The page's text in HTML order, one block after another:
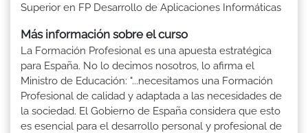
Superior en FP Desarrollo de Aplicaciones Informáticas
Más información sobre el curso
La Formación Profesional es una apuesta estratégica
para España. No lo decimos nosotros, lo afirma el
Ministro de Educación: "...necesitamos una Formación
Profesional de calidad y adaptada a las necesidades de
la sociedad. El Gobierno de España considera que esto
es esencial para el desarrollo personal y profesional de